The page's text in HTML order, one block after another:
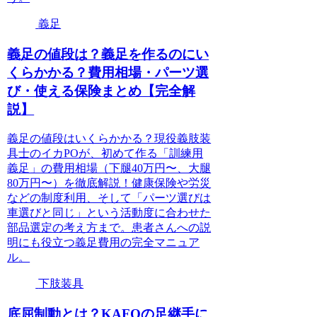
義足
義足の値段は？義足を作るのにい
くらかかる？費用相場・パーツ選
び・使える保険まとめ【完全解
説】
義足の値段はいくらかかる？現役義肢装
具士のイカPOが、初めて作る「訓練用
義足」の費用相場（下腿40万円〜、大腿
80万円〜）を徹底解説！健康保険や労災
などの制度利用、そして「パーツ選びは
車選びと同じ」という活動度に合わせた
部品選定の考え方まで。患者さんへの説
明にも役立つ義足費用の完全マニュア
ル。
下肢装具
底屈制動とは？KAFOの足継手に